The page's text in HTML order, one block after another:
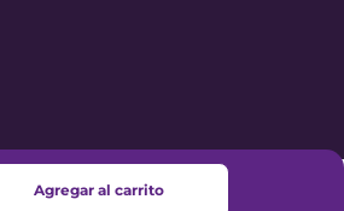
Agregar al carrito